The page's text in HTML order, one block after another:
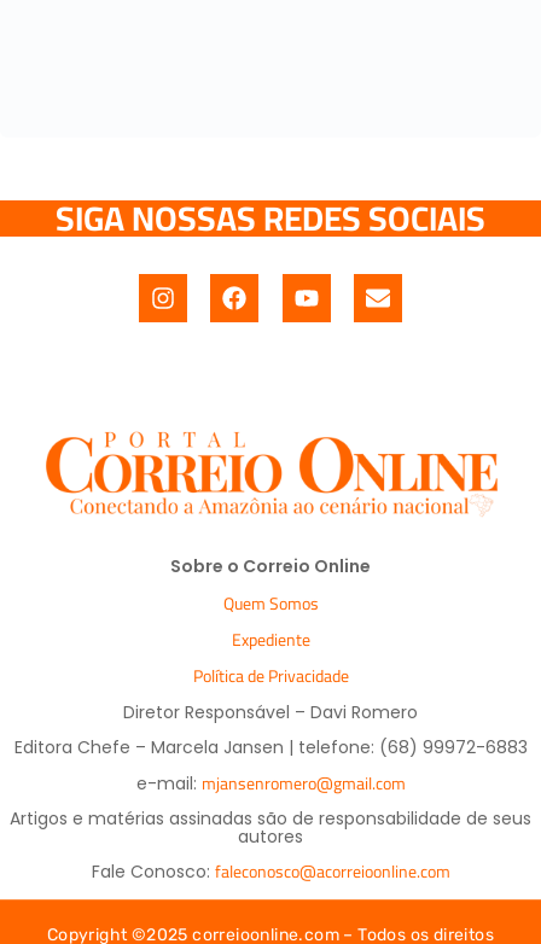
SIGA NOSSAS REDES SOCIAIS
Sobre o Correio Online
Quem Somos
Expediente
Política de Privacidade
Diretor Responsável – Davi Romero
Editora Chefe – Marcela Jansen | telefone: (68) 99972-6883
e-mail: mjansenromero@gmail.com
Artigos e matérias assinadas são de responsabilidade de seus
autores
Fale Conosco: faleconosco@acorreioonline.com
Copyright ©2025 correioonline.com – Todos os direitos